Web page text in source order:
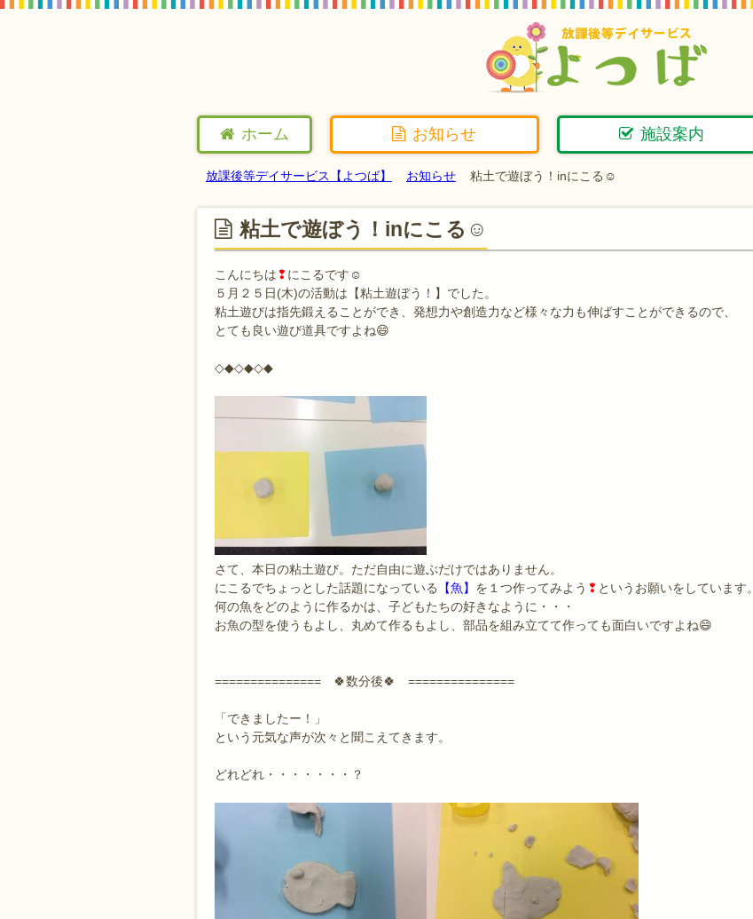
ホーム お知らせ 施設案内
放課後等デイサービス【よつば】 お知らせ 粘土で遊ぼう！inにこる☺
粘土で遊ぼう！inにこる☺
こんにちは❢ にこるです☺
５月２５日(木)の活動は【粘土遊ぼう！】でした。
粘土遊びは指先鍛えることができ、発想力や創造力など様々な力も伸ばすことができるので、
とても良い遊び道具ですよね😄
◇◆◇◆◇◆
さて、本日の粘土遊び。ただ自由に遊ぶだけではありません。
にこるでちょっとした話題になっている 【魚】 を１つ作ってみよう ❢ というお願いをしています。
何の魚をどのように作るかは、子どもたちの好きなように・・・
お魚の型を使うもよし、丸めて作るもよし、部品を組み立てて作っても面白いですよね😄
=============== 🍀数分後🍀 ===============
「できましたー！」
という元気な声が次々と聞こえてきます。
どれどれ・・・・・・・？